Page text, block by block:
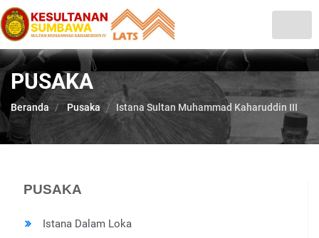
PUSAKA
Beranda Pusaka Istana Sultan Muhammad Kaharuddin III
PUSAKA
Istana Dalam Loka